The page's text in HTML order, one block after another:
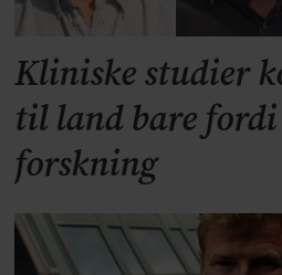
Kliniske studier
til land bare fordi
forskning